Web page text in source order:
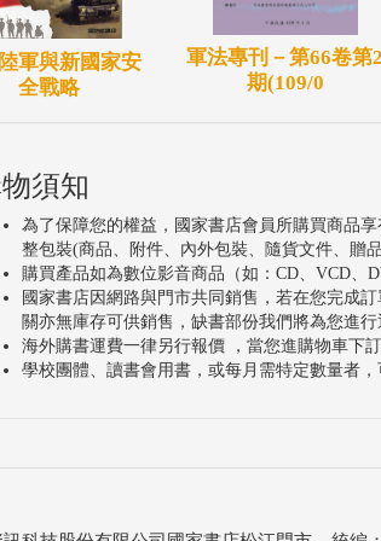
軍與新國家安
全戰略
軍法專刊－第66卷第2
期(109/0
須知
為了保障您的權益，國家書店會員所購買商品
整包裝(商品、附件、內外包裝、隨貨文件、贈
購買產品如為數位影音商品（如：CD、VCD、
國家書店因網路與門市共同銷售，若在您完成
關亦無庫存可供銷售，缺書部份我們將為您進行
海外購書運費一律另行報價 ，當您進購物車下
學校團體、讀書會用書，或每月需特定數量者，